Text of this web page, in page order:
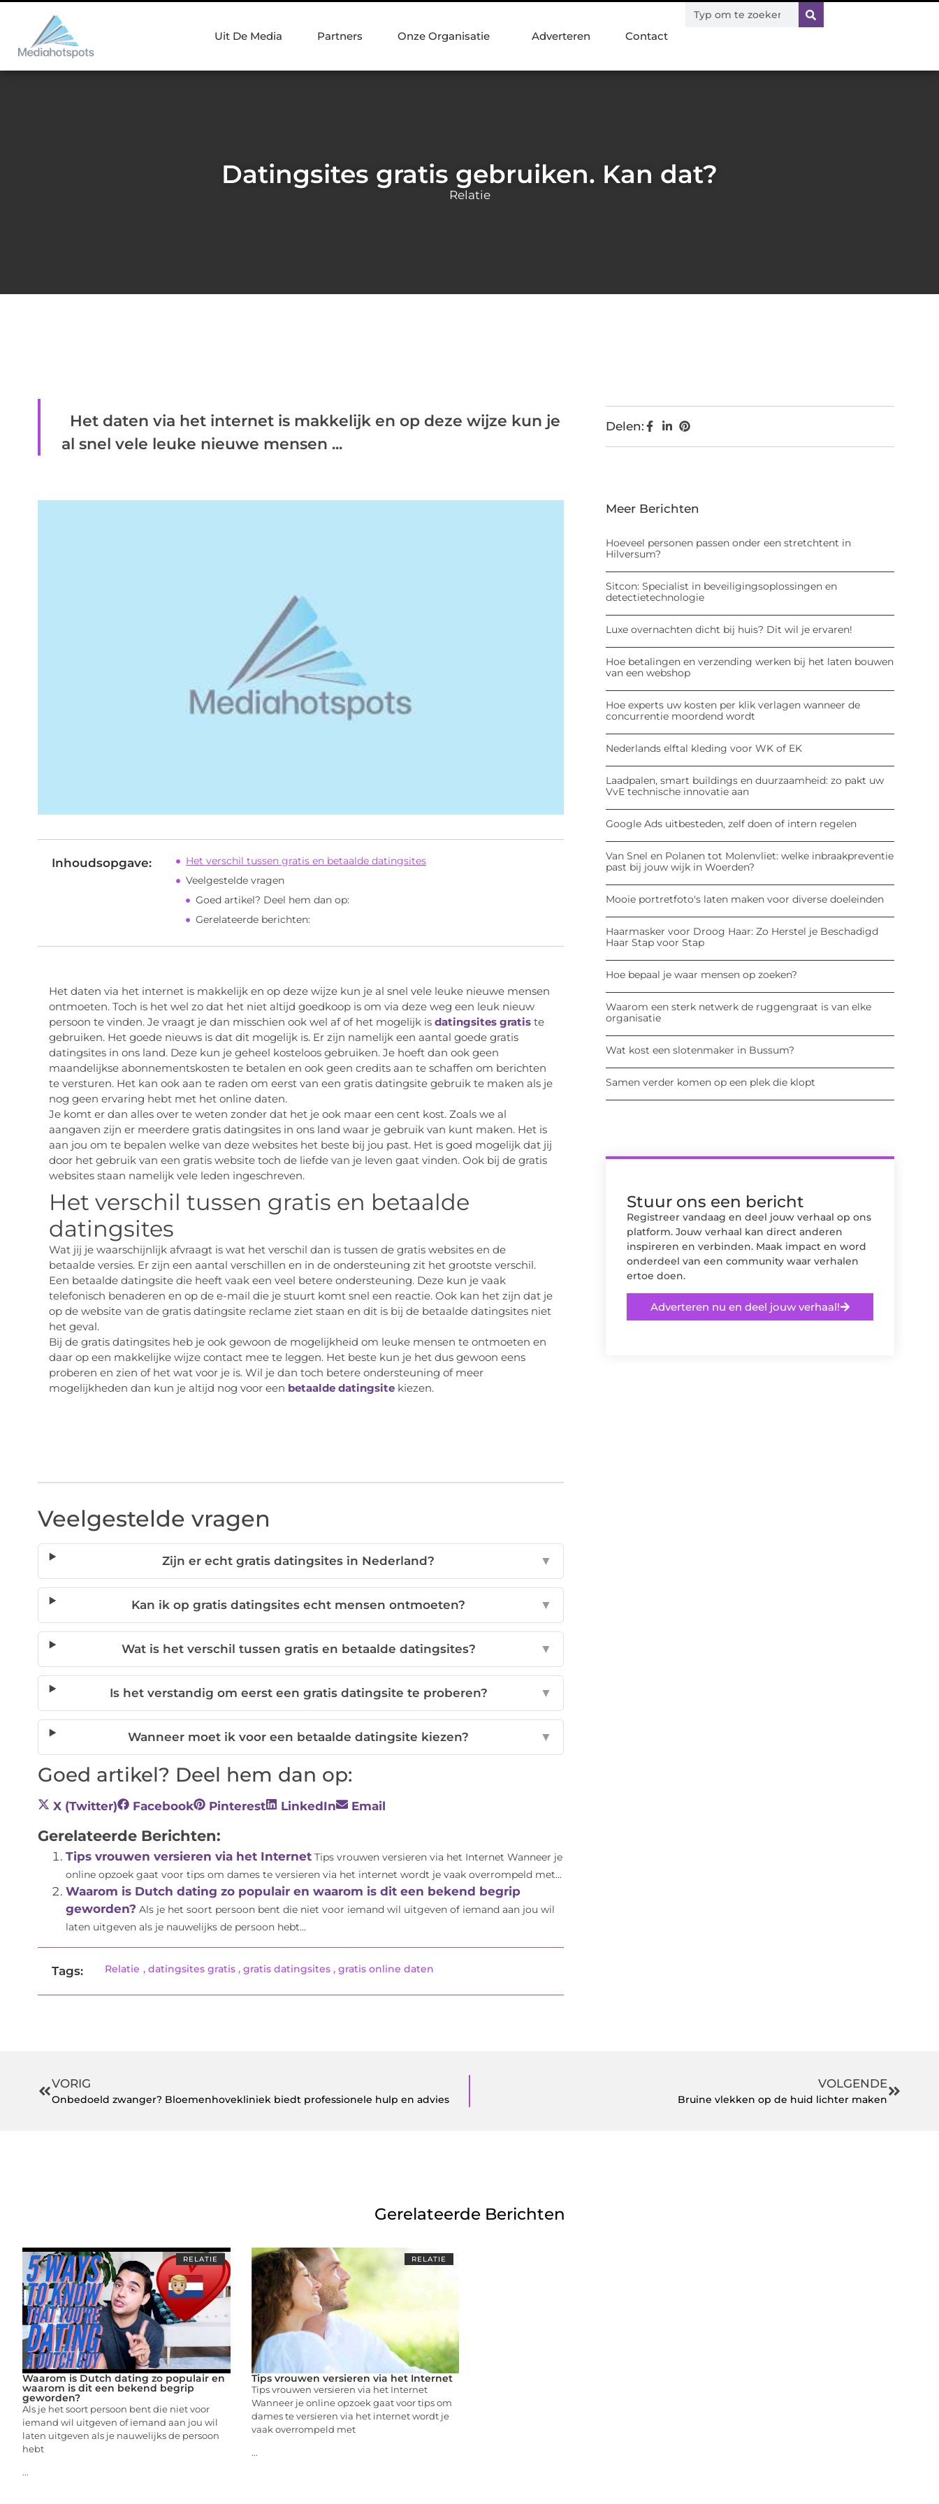
Uit De Media Partners Onze Organisatie Adverteren Contact
Datingsites gratis gebruiken. Kan dat?
Relatie
Het daten via het internet is makkelijk en op deze wijze kun je
al snel vele leuke nieuwe mensen ...
Inhoudsopgave:
Het verschil tussen gratis en betaalde datingsites
Veelgestelde vragen
Goed artikel? Deel hem dan op:
Gerelateerde berichten:
Het daten via het internet is makkelijk en op deze wijze kun je al snel vele leuke nieuwe mensen
ontmoeten. Toch is het wel zo dat het niet altijd goedkoop is om via deze weg een leuk nieuw
persoon te vinden. Je vraagt je dan misschien ook wel af of het mogelijk is datingsites gratiste
gebruiken. Het goede nieuws is dat dit mogelijk is. Er zijn namelijk een aantal goede gratis
datingsites in ons land. Deze kun je geheel kosteloos gebruiken. Je hoeft dan ook geen
maandelijkse abonnementskosten te betalen en ook geen credits aan te schaffen om berichten
te versturen. Het kan ook aan te raden om eerst van een gratis datingsite gebruik te maken als je
nog geen ervaring hebt met het online daten.
Je komt er dan alles over te weten zonder dat het je ook maar een cent kost. Zoals we al
aangaven zijn er meerdere gratis datingsites in ons land waar je gebruik van kunt maken. Het is
aan jou om te bepalen welke van deze websites het beste bij jou past. Het is goed mogelijk dat jij
door het gebruik van een gratis website toch de liefde van je leven gaat vinden. Ook bij de gratis
websites staan namelijk vele leden ingeschreven.
Het verschil tussen gratis en betaalde
datingsites
Wat jij je waarschijnlijk afvraagt is wat het verschil dan is tussen de gratis websites en de
betaalde versies. Er zijn een aantal verschillen en in de ondersteuning zit het grootste verschil.
Een betaalde datingsite die heeft vaak een veel betere ondersteuning. Deze kun je vaak
telefonisch benaderen en op de e-mail die je stuurt komt snel een reactie. Ook kan het zijn dat je
op de website van de gratis datingsite reclame ziet staan en dit is bij de betaalde datingsites niet
het geval.
Bij de gratis datingsites heb je ook gewoon de mogelijkheid om leuke mensen te ontmoeten en
daar op een makkelijke wijze contact mee te leggen. Het beste kun je het dus gewoon eens
proberen en zien of het wat voor je is. Wil je dan toch betere ondersteuning of meer
mogelijkheden dan kun je altijd nog voor een betaalde datingsitekiezen.
Veelgestelde vragen
Zijn er echt gratis datingsites in Nederland? ▼
Kan ik op gratis datingsites echt mensen ontmoeten? ▼
Wat is het verschil tussen gratis en betaalde datingsites? ▼
Is het verstandig om eerst een gratis datingsite te proberen? ▼
Wanneer moet ik voor een betaalde datingsite kiezen? ▼
Goed artikel? Deel hem dan op:
X (Twitter) Facebook Pinterest LinkedIn Email
Gerelateerde Berichten:
Tips vrouwen versieren via het Internet Tips vrouwen versieren via het Internet Wanneer je
online opzoek gaat voor tips om dames te versieren via het internet wordt je vaak overrompeld met...
Waarom is Dutch dating zo populair en waarom is dit een bekend begrip
geworden? Als je het soort persoon bent die niet voor iemand wil uitgeven of iemand aan jou wil
laten uitgeven als je nauwelijks de persoon hebt...
Tags: Relatie ,datingsites gratis ,gratis datingsites ,gratis online daten
Delen:
Meer Berichten
Hoeveel personen passen onder een stretchtent in
Hilversum?
Sitcon: Specialist in beveiligingsoplossingen en
detectietechnologie
Luxe overnachten dicht bij huis? Dit wil je ervaren!
Hoe betalingen en verzending werken bij het laten bouwen
van een webshop
Hoe experts uw kosten per klik verlagen wanneer de
concurrentie moordend wordt
Nederlands elftal kleding voor WK of EK
Laadpalen, smart buildings en duurzaamheid: zo pakt uw
VvE technische innovatie aan
Google Ads uitbesteden, zelf doen of intern regelen
Van Snel en Polanen tot Molenvliet: welke inbraakpreventie
past bij jouw wijk in Woerden?
Mooie portretfoto's laten maken voor diverse doeleinden
Haarmasker voor Droog Haar: Zo Herstel je Beschadigd
Haar Stap voor Stap
Hoe bepaal je waar mensen op zoeken?
Waarom een sterk netwerk de ruggengraat is van elke
organisatie
Wat kost een slotenmaker in Bussum?
Samen verder komen op een plek die klopt
Stuur ons een bericht
Registreer vandaag en deel jouw verhaal op ons
platform. Jouw verhaal kan direct anderen
inspireren en verbinden. Maak impact en word
onderdeel van een community waar verhalen
ertoe doen.
Adverteren nu en deel jouw verhaal!
VORIG
Onbedoeld zwanger? Bloemenhovekliniek biedt professionele hulp en advies
VOLGENDE
Bruine vlekken op de huid lichter maken
Gerelateerde Berichten
RELATIE
Waarom is Dutch dating zo populair en
waarom is dit een bekend begrip
geworden?
Als je het soort persoon bent die niet voor
iemand wil uitgeven of iemand aan jou wil
laten uitgeven als je nauwelijks de persoon
hebt
...
RELATIE
Tips vrouwen versieren via het Internet
Tips vrouwen versieren via het Internet
Wanneer je online opzoek gaat voor tips om
dames te versieren via het internet wordt je
vaak overrompeld met
...